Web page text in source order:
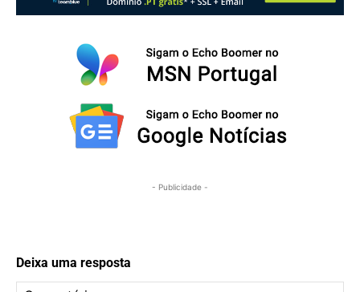
- Publicidade -
Deixa uma resposta